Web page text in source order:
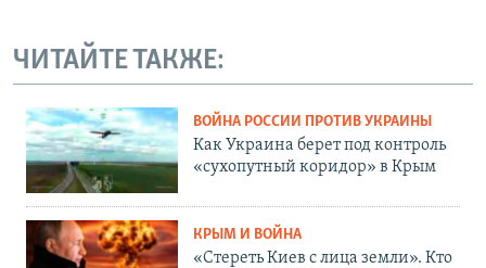
ЧИТАЙТЕ ТАКЖЕ:
ВОЙНА РОССИИ ПРОТИВ УКРАИНЫ
Как Украина берет под контроль
«сухопутный коридор» в Крым
КРЫМ И ВОЙНА
«Стереть Киев с лица земли». Кто